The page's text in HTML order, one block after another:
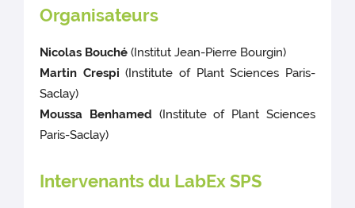
Organisateurs
Nicolas Bouché (Institut Jean-Pierre Bourgin)
Martin Crespi (Institute of Plant Sciences Paris-
Saclay)
Moussa Benhamed (Institute of Plant Sciences
Paris-Saclay)
Intervenants du LabEx SPS